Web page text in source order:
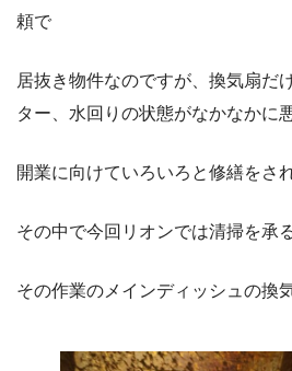
頼で
居抜き物件なのですが、換気扇だ
ター、水回りの状態がなかなかに悪
開業に向けていろいろと修繕をさ
その中で今回リオンでは清掃を承
その作業のメインディッシュの換